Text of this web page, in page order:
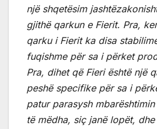
një shqetësim
gjithë qarkun e Fierit. Pra,
qarku i Fierit ka disa
fuqishme për sa i përket
Pra, dihet që Fieri është një
peshë specifike për sa i
patur parasysh
të mëdha, siç janë lopët,